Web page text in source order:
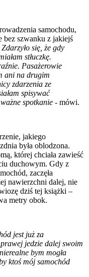
samochodu,
bez szwanku z jakiejś
Zdarzyło się, że gdy
stłuczkę.
Pasażerowie
ani na drugim
zdarzenia ze
spisywać
spotkanie - mówi.
jakiego
była oblodzona.
której chciała zawieść
duchowym. Gdy z
zaczęła
nawierzchni dalej, nie
dziś tej książki –
metry obok.
jest już za
jedzie dalej swoim
bym mogła
ktoś mój samochód